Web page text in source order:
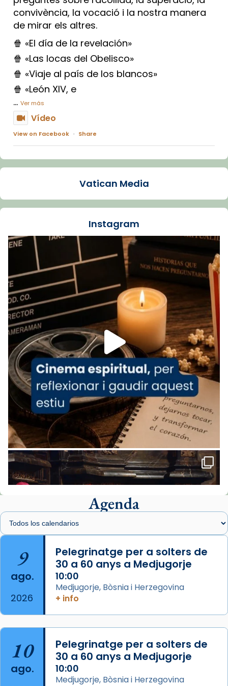
convivència, la vocació i la nostra manera
de mirar els altres.
🍿 «El día de la revelación»
🍿 «Las locas del Obelisco»
🍿 «Viaje al país de los blancos»
🍿 «León XIV, e
... Ver más
Vídeo
View on Facebook · Share
Arquebisbat de Barcelona
La Carmina va patir depressió. Fa gairebé
dos mesos, a l'Estadi Lluís Companys, la
Recupera l'entrevista comp
Vatican
tican News 👇
www.vaticannews.va/es/iglesia/news/2026-
07/carmina-historia-depresion-papa-viaje-
espana-testimoni...
Foto
View on Facebook · Share
Arquebisbat de Barcelona
2 weeks ago
«Avui les santes Juliana i Semproniana ens
ajuden a alçar la mirada»
Mons. Sergi Gordo, bisbe de Tortosa, ha
presidit aquest 27 de juliol la missa de Les
Santes de Mataró.
🔗tinyurl.com/cvu5jmbk
📸 J. Merino
de Barcelona.
2 weeks ago
Aquest dilluns, 27 de juliol, ha tingut lloc la
missa d’acció de gràcies en agraïment al
comitè organitzador de la visita apostòlica
del Sant Pare Lleó XIV a Barcelona, i als
col·laboradors, a la Catedral de Barcelona.
L’arquebisbe de Barcelona, el cardenal Joan
Josep Omella, ha presidit la missa i l’ha
concelebrat el bisbe auxiliar de Barcelona,
Vatican Media
Instagram
Agenda
9
ago.
2026
Pelegrinatge per a solters de
30 a 60 anys a Medjugorje
10:00
Medjugorje, Bòsnia i Herzegovina
+ info
10
ago.
Pelegrinatge per a solters de
30 a 60 anys a Medjugorje
10:00
Medjugorje, Bòsnia i Herzegovina